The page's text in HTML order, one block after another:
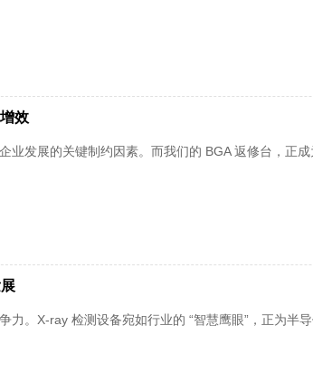
效
业发展的关键制约因素。而我们的 BGA 返修台，正
。X-ray 检测设备宛如行业的 “智慧鹰眼”，正为半